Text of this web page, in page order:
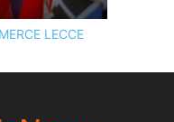
LECCE
KINGART.IT